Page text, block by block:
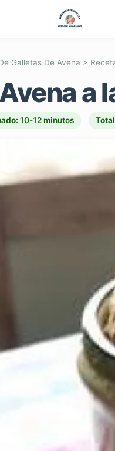
Galletas De Avena >
a
10-12 minutos